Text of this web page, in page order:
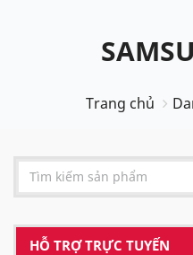
Trang chủ
HỖ TRỢ TRỰC TUYẾN